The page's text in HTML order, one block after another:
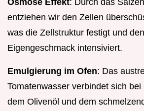
entziehen wir den Zellen
was die Zellstruktur festigt und den
Eigengeschmack intensiviert.
Emulgierung im Ofen: Das
Tomatenwasser verbindet sich
dem Olivenöl und dem